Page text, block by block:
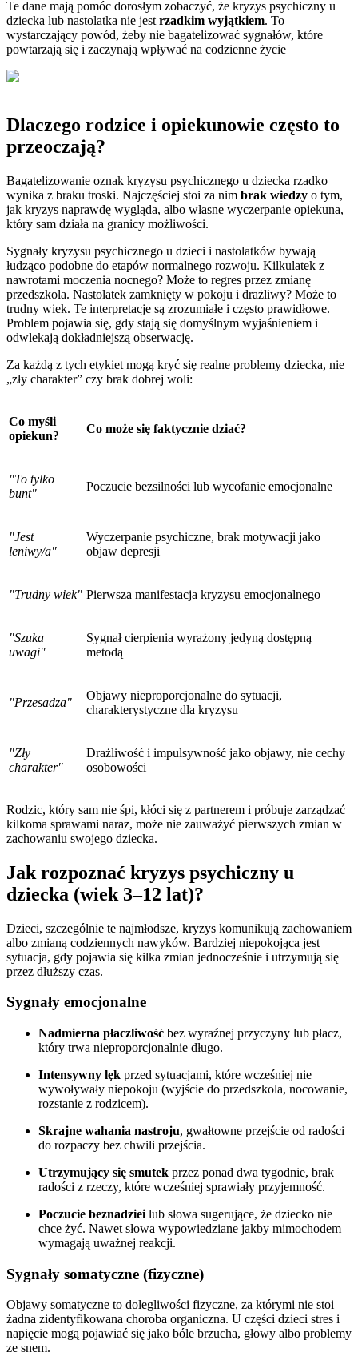
Te dane mają pomóc dorosłym zobaczyć, że kryzys psychiczny u
dziecka lub nastolatka nie jest rzadkim wyjątkiem. To
wystarczający powód, żeby nie bagatelizować sygnałów, które
powtarzają się i zaczynają wpływać na codzienne życie
Dlaczego rodzice i opiekunowie często to
przeoczają?
Bagatelizowanie oznak kryzysu psychicznego u dziecka rzadko
wynika z braku troski. Najczęściej stoi za nim brak wiedzy o tym,
jak kryzys naprawdę wygląda, albo własne wyczerpanie opiekuna,
który sam działa na granicy możliwości.
Sygnały kryzysu psychicznego u dzieci i nastolatków bywają
łudząco podobne do etapów normalnego rozwoju. Kilkulatek z
nawrotami moczenia nocnego? Może to regres przez zmianę
przedszkola. Nastolatek zamknięty w pokoju i drażliwy? Może to
trudny wiek. Te interpretacje są zrozumiałe i często prawidłowe.
Problem pojawia się, gdy stają się domyślnym wyjaśnieniem i
odwlekają dokładniejszą obserwację.
Za każdą z tych etykiet mogą kryć się realne problemy dziecka, nie
„zły charakter” czy brak dobrej woli:
Co myśli
opiekun?
Co może się faktycznie dziać?
"To tylko
bunt"
Poczucie bezsilności lub wycofanie emocjonalne
"Jest
leniwy/a"
Wyczerpanie psychiczne, brak motywacji jako
objaw depresji
"Trudny wiek" Pierwsza manifestacja kryzysu emocjonalnego
"Szuka
uwagi"
Sygnał cierpienia wyrażony jedyną dostępną
metodą
"Przesadza"
Objawy nieproporcjonalne do sytuacji,
charakterystyczne dla kryzysu
"Zły
charakter"
Drażliwość i impulsywność jako objawy, nie cechy
osobowości
Rodzic, który sam nie śpi, kłóci się z partnerem i próbuje zarządzać
kilkoma sprawami naraz, może nie zauważyć pierwszych zmian w
zachowaniu swojego dziecka.
Jak rozpoznać kryzys psychiczny u
dziecka (wiek 3–12 lat)?
Dzieci, szczególnie te najmłodsze, kryzys komunikują zachowaniem
albo zmianą codziennych nawyków. Bardziej niepokojąca jest
sytuacja, gdy pojawia się kilka zmian jednocześnie i utrzymują się
przez dłuższy czas.
Sygnały emocjonalne
Nadmierna płaczliwość bez wyraźnej przyczyny lub płacz,
który trwa nieproporcjonalnie długo.
Intensywny lęk przed sytuacjami, które wcześniej nie
wywoływały niepokoju (wyjście do przedszkola, nocowanie,
rozstanie z rodzicem).
Skrajne wahania nastroju, gwałtowne przejście od radości
do rozpaczy bez chwili przejścia.
Utrzymujący się smutek przez ponad dwa tygodnie, brak
radości z rzeczy, które wcześniej sprawiały przyjemność.
Poczucie beznadziei lub słowa sugerujące, że dziecko nie
chce żyć. Nawet słowa wypowiedziane jakby mimochodem
wymagają uważnej reakcji.
Sygnały somatyczne (fizyczne)
Objawy somatyczne to dolegliwości fizyczne, za którymi nie stoi
żadna zidentyfikowana choroba organiczna. U części dzieci stres i
napięcie mogą pojawiać się jako bóle brzucha, głowy albo problemy
ze snem.